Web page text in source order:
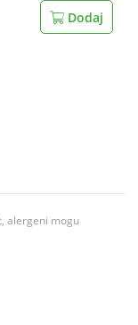
Dodaj
alergeni mogu